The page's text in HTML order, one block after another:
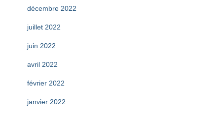
décembre 2022
juillet 2022
juin 2022
avril 2022
février 2022
janvier 2022